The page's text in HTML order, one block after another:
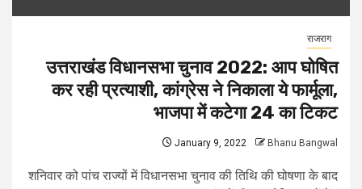
राजराग
उत्तराखंड विधानसभा चुनाव 2022: आप घोषित
कर रही प्रत्याशी, कांग्रेस ने निकाला ये फार्मूला,
भाजपा में कटेगा 24 का टिकट
January 9, 2022 Bhanu Bangwal
शनिवार को पांच राज्यों में विधानसभा चुनाव की तिथि की घोषणा के बाद